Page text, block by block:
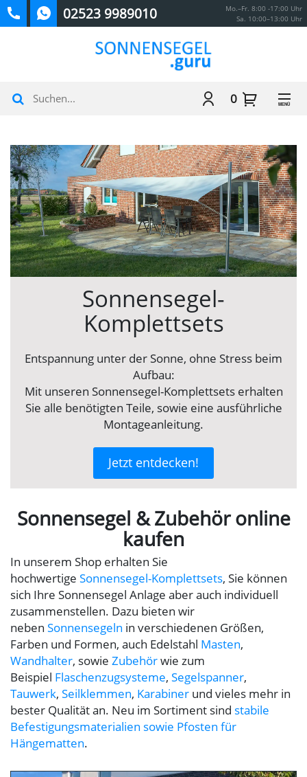
02523 9989010
Mo.–Fr. 8:00 -17:00 Uhr
Sa. 10:00–13:00 Uhr
0 MENÜ
Sonnensegel-
Komplettsets
Entspannung unter der Sonne, ohne Stress beim
Aufbau:
Mit unseren Sonnensegel-Komplettsets erhalten
Sie alle benötigten Teile, sowie eine ausführliche
Montageanleitung.
Jetzt entdecken!
Sonnensegel & Zubehör online
kaufen
In unserem Shop erhalten Sie
hochwertige Sonnensegel-Komplettsets, Sie können
sich Ihre Sonnensegel Anlage aber auch individuell
zusammenstellen. Dazu bieten wir
neben Sonnensegeln in verschiedenen Größen,
Farben und Formen, auch Edelstahl Masten,
Wandhalter, sowie Zubehörwie zum
Beispiel Flaschenzugsysteme, Segelspanner,
Tauwerk, Seilklemmen, Karabiner und vieles mehr in
bester Qualität an. Neu im Sortiment sind stabile
Befestigungsmaterialien sowie Pfosten für
Hängematten.